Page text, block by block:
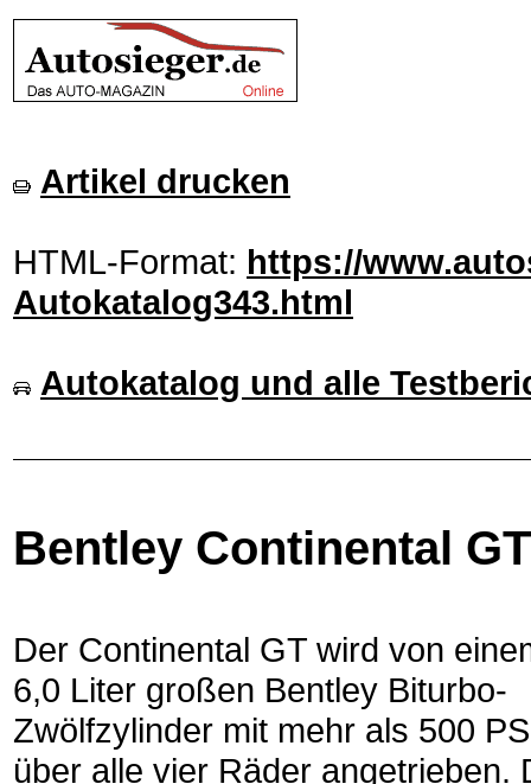
Artikel drucken
HTML-Format: https://
Autokatalog343.html
Autokatalog und alle
Bentley Continental GT
Der Continental GT wird von
6,0 Liter großen Bentley Biturbo-
Zwölfzylinder mit mehr als 500 PS
über alle vier Räder angetrieben.